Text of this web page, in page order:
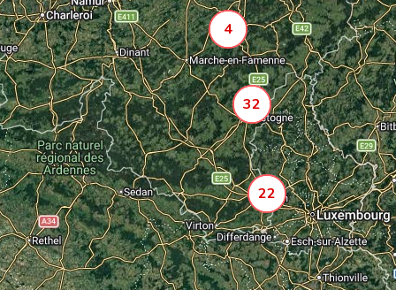
4
22
32